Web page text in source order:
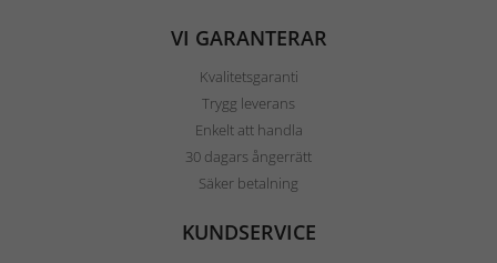
VI GARANTERAR
Kvalitetsgaranti
Trygg leverans
Enkelt att handla
30 dagars ångerrätt
Säker betalning
KUNDSERVICE